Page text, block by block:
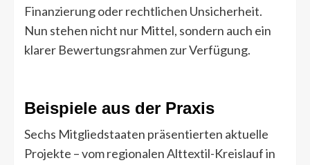
Finanzierung oder rechtlichen Unsicherheit.
Nun stehen nicht nur Mittel, sondern auch ein
klarer Bewertungsrahmen zur Verfügung.
Beispiele aus der Praxis
Sechs Mitgliedstaaten präsentierten aktuelle
Projekte – vom regionalen Alttextil-Kreislauf in